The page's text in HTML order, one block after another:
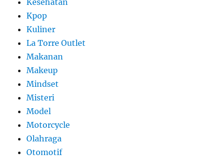
Kesehatan
Kpop
Kuliner
La Torre Outlet
Makanan
Makeup
Mindset
Misteri
Model
Motorcycle
Olahraga
Otomotif